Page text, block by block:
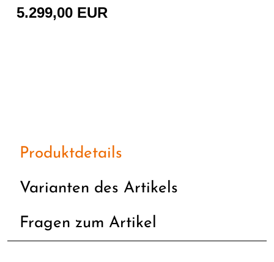
5.299,00 EUR
Produktdetails
Varianten des Artikels
Fragen zum Artikel